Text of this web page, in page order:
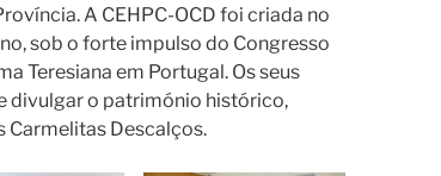
A CEHPC-OCD foi criada no
sob o forte impulso do Congresso
Teresiana em Portugal. Os seus
divulgar o património histórico,
Carmelitas Descalços.